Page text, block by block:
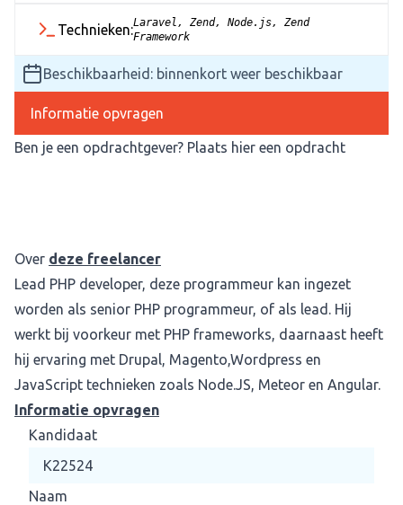
Technieken:Laravel, Zend, Node.js, Zend
Framework
Beschikbaarheid: binnenkort weer beschikbaar
Informatie opvragen
Ben je een opdrachtgever? Plaats hier een opdracht
Over deze freelancer
Lead PHP developer, deze programmeur kan ingezet
worden als senior PHP programmeur, of als lead. Hij
werkt bij voorkeur met PHP frameworks, daarnaast heeft
hij ervaring met Drupal, Magento,Wordpress en
JavaScript technieken zoals Node.JS, Meteor en Angular.
Informatie opvragen
Kandidaat
Naam